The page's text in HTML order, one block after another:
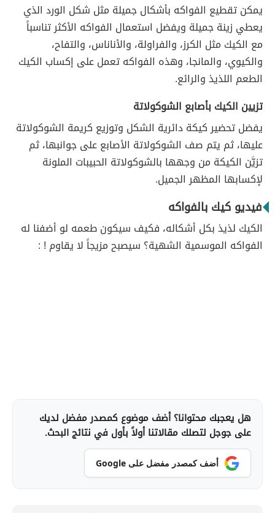
يمكن تقطيع الفواكه بأشكال جميلة مثل شكل الورد الذي
يعطي زينة جميلة ويفضل استعمال الفواكه الأكثر تناسباً
مع الكيك مثل الكرز، والفراولة، والأناناس، والتفاح،
والكيوي، والمانجا، وهذه الفواكه تعمل على إكساب الكيك
الطعم اللذيذ والرائع.
تزيين الكيك بأصابع الشوكولاتة
يفضل تحضير كيكة دائرية الشكل وتوزيع كريمة الشوكولاتة
عليها، ثم يتم صف الشوكولاتة الأصابع على جوانبها، ثم
تزيَّن الكيكة من وجهها بالشوكولاتة الحبيبات الملونة
لإكسابها المظهر الجميل.
فيديو كيك بالفواكه
الكيك لذيذ بكل أشكاله، فكيف سيكون طعمه لو أضفنا له
الفواكه الموسمية الشهية؟ سيصبح مزيجاً لا يقاوم ! :
هل يعجبك محتوانا؟ أضف موضوع كمصدر مفضل لديك
على جوجل لتصلك مقالاتنا أولاً بأول في نتائج البحث.
أضف كمصدر مفضل على Google